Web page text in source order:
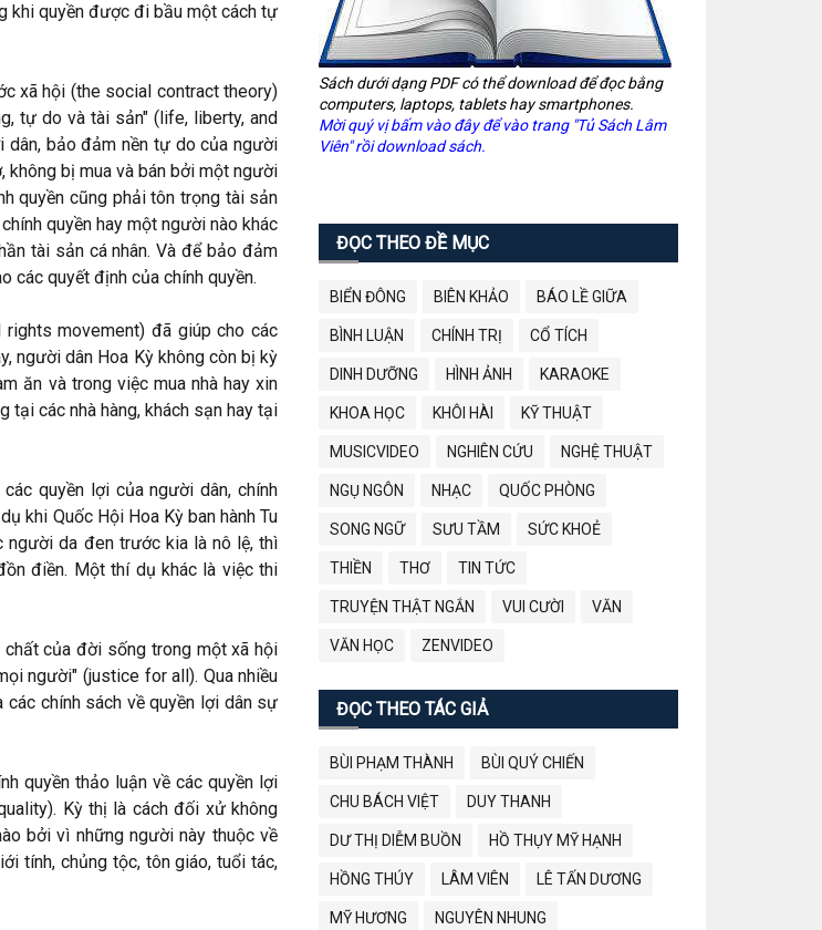
khi quyền được đi bầu một cách tự
xã hội (the social contract theory)
tự do và tài sản" (life, liberty, and
dân, bảo đảm nền tự do của người
không bị mua và bán bởi một người
quyền cũng phải tôn trọng tài sản
quyền hay một người nào khác
tài sản cá nhân. Và để bảo đảm
các quyết định của chính quyền.
movement) đã giúp cho các
người dân Hoa Kỳ không còn bị kỳ
ăn và trong việc mua nhà hay xin
các nhà hàng, khách sạn hay tại
quyền lợi của người dân, chính
khi Quốc Hội Hoa Kỳ ban hành Tu
người da đen trước kia là nô lệ, thì
điền. Một thí dụ khác là việc thi
của đời sống trong một xã hội
người" (justice for all). Qua nhiều
chính sách về quyền lợi dân sự
quyền thảo luận về các quyền lợi
Kỳ thị là cách đối xử không
bởi vì những người này thuộc về
tính, chủng tộc, tôn giáo, tuổi tác,
Sách dưới dạng PDF có thể download để đọc bằng
computers, laptops, tablets hay smartphones.
Mời quý vị bấm vào đây để vào trang "Tủ Sách Lâm
Viên" rồi download sách.
ĐỌC THEO ĐỀ MỤC
BIỂN ĐÔNG BIÊN KHẢO BÁO LỀ GIỮA
BÌNH LUẬN CHÍNH TRỊ CỔ TÍCH
DINH DƯỠNG HÌNH ẢNH KARAOKE
KHOA HỌC KHÔI HÀI KỸ THUẬT
MUSICVIDEO NGHIÊN CỨU NGHỆ THUẬT
NGỤ NGÔN NHẠC QUỐC PHÒNG
SONG NGỮ SƯU TẦM SỨC KHOẺ
THIỀN THƠ TIN TỨC
TRUYỆN THẬT NGẮN VUI CƯỜI VĂN
VĂN HỌC ZENVIDEO
ĐỌC THEO TÁC GIẢ
BÙI PHẠM THÀNH BÙI QUÝ CHIẾN
CHU BÁCH VIỆT DUY THANH
DƯ THỊ DIỄM BUỒN HỒ THỤY MỸ HẠNH
HỒNG THÚY LÂM VIÊN LÊ TẤN DƯƠNG
MỸ HƯƠNG NGUYÊN NHUNG